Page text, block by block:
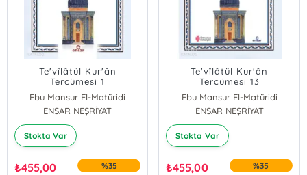
Te'vîlâtül Kur'ân
Tercümesi 1
Ebu Mansur El-Matüridi
ENSAR NEŞRİYAT
Stokta Var
₺455,00 %35
Te'vîlâtül Kur'ân
Tercümesi 13
Ebu Mansur El-Matüridi
ENSAR NEŞRİYAT
Stokta Var
₺455,00 %35